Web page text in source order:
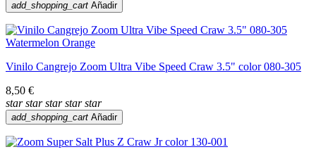
add_shopping_cart Añadir
Vinilo Cangrejo Zoom Ultra Vibe Speed Craw 3.5" color 080-305
8,50 €
star star star star star
add_shopping_cart Añadir